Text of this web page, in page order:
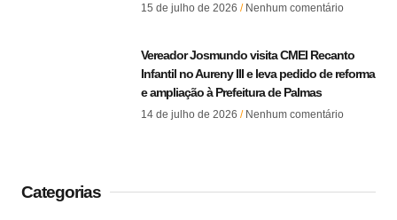
15 de julho de 2026 Nenhum comentário
Vereador Josmundo visita CMEI Recanto
Infantil no Aureny III e leva pedido de reforma
e ampliação à Prefeitura de Palmas
14 de julho de 2026 Nenhum comentário
Categorias